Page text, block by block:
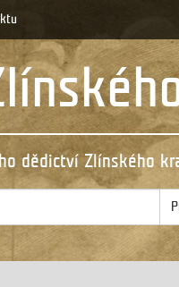
dědictví Zlínského